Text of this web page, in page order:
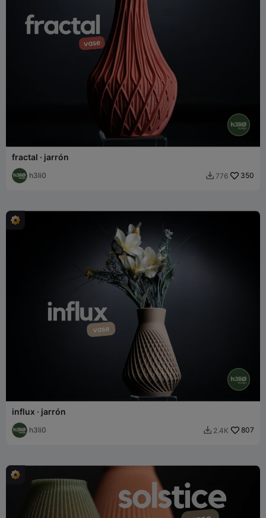
fractal · jarrón
h3li0  776 350
influx · jarrón
h3li0  2.4K 807